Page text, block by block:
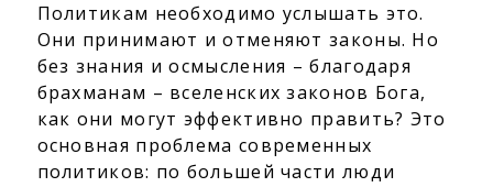
Политикам необходимо услышать это.
Они принимают и отменяют законы. Но
без знания и осмысления – благодаря
брахманам – вселенских законов Бога,
как они могут эффективно править? Это
основная проблема современных
политиков: по большей части люди